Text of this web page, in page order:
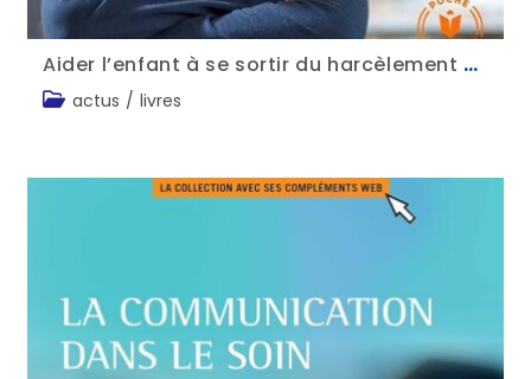
Aider l’enfant à se sortir du harcèlement scolaire – Dr Philippe Aïm
actus / livres